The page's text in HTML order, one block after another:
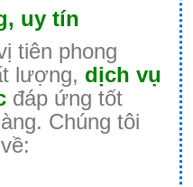
uy tín
tiên phong
lượng, dịch vụ
đáp ứng tốt
Chúng tôi